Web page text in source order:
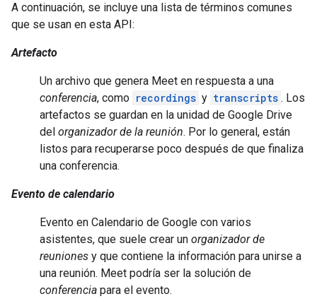
A continuación, se incluye una lista de términos comunes
que se usan en esta API:
Artefacto
Un archivo que genera Meet en respuesta a una
conferencia, como recordings y transcripts . Los
artefactos se guardan en la unidad de Google Drive
del organizador de la reunión. Por lo general, están
listos para recuperarse poco después de que finaliza
una conferencia.
Evento de calendario
Evento en Calendario de Google con varios
asistentes, que suele crear un organizador de
reuniones y que contiene la información para unirse a
una reunión. Meet podría ser la solución de
conferencia para el evento.